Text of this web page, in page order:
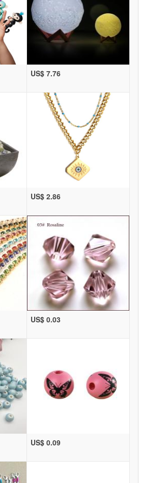
US$ 7.76
US$ 2.86
US$ 0.03
US$ 0.09